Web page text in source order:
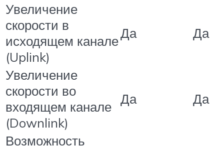
Увеличение
скорости в
исходящем канале
(Uplink)
Да Да
Увеличение
скорости во
входящем канале
(Downlink)
Да Да
Возможность